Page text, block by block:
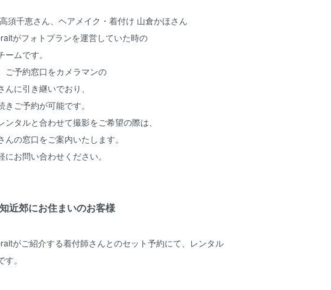
須千恵さん、ヘアメイク・着付け 山倉かほさん
がフォトプランを運営していた時の
ームです。
ご予約窓口をカメラマンの
んに引き継いでおり、
きご予約が可能です。
ンタルと合わせて撮影をご希望の際は、
んの窓口をご案内いたします。
にお問い合わせください。
近郊にお住まいのお客様
がご紹介する着付師さんとのセット予約にて、レンタル
。